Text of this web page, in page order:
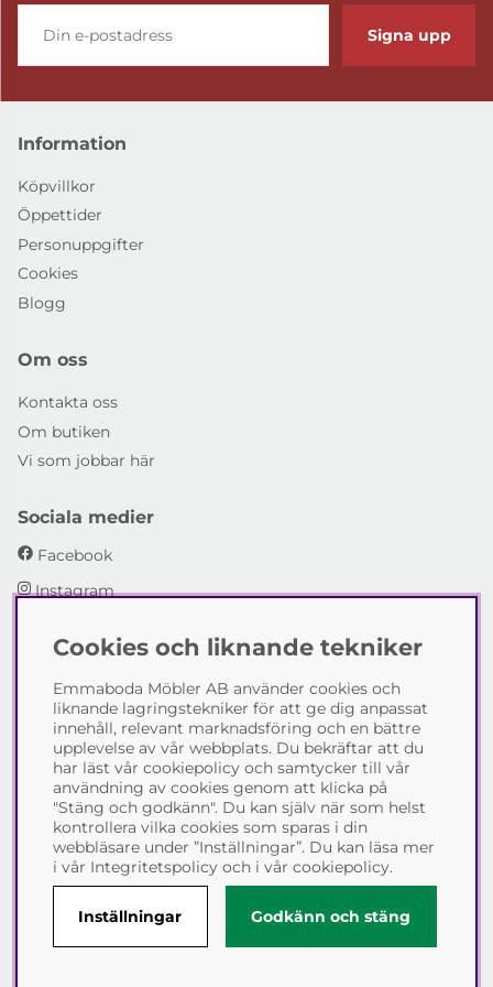
fr. 60 665 kr
Signa upp
Information
Köpvillkor
Öppettider
Personuppgifter
Cookies
Blogg
Om oss
Kontakta oss
Om butiken
Vi som jobbar här
Sociala medier
Facebook
Instagram
Emmaboda Möbler AB
I fyra generationer har vi hjälpt människor att möblera
sina hem och uppfylla sina inredningsdrömmar med
möbeldesign av högsta kvalitet. Vi vill hjälpa just dig att
skapa ditt drömhem - kontakta gärna oss och berätta
hur vi kan hjälpa dig.
Telefon:0471-13690
E-post:info@emmabodamobler.se
Cookies och liknande tekniker
Emmaboda Möbler AB använder cookies och
liknande lagringstekniker för att ge dig anpassat
innehåll, relevant marknadsföring och en bättre
upplevelse av vår webbplats. Du bekräftar att du
har läst vår cookiepolicy och samtycker till vår
användning av cookies genom att klicka på
"Stäng och godkänn". Du kan själv när som helst
kontrollera vilka cookies som sparas i din
webbläsare under ”Inställningar”. Du kan läsa mer
i vår Integritetspolicy och i vår cookiepolicy.
Inställningar Godkänn och stäng